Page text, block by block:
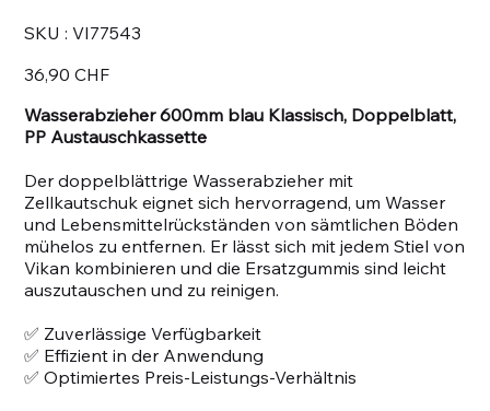
SKU : SKU
VI77543
VI77543
36,90 CHF
Wasserabzieher 600mm blau Klassisch, Doppelblatt,
PP Austauschkassette
Der doppelblättrige Wasserabzieher mit
Zellkautschuk eignet sich hervorragend, um Wasser
und Lebensmittelrückständen von sämtlichen Böden
mühelos zu entfernen. Er lässt sich mit jedem Stiel von
Vikan kombinieren und die Ersatzgummis sind leicht
auszutauschen und zu reinigen.
✅ Zuverlässige Verfügbarkeit
✅ Effizient in der Anwendung
✅ Optimiertes Preis-Leistungs-Verhältnis